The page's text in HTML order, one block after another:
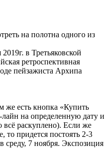
на полотна одного из
в Третьяковской
ретроспективная
пейзажиста Архипа
же есть кнопка «Купить
на определенную дату и
раскуплено). Если же
то придется постоять 2-3
среду, 7 ноября. Экспозиция